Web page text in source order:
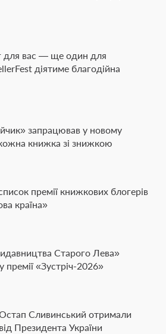
для вас — ще один для
діятиме благодійна
запрацював у новому
книжка зі знижкою
премії книжкових блогерів
країна»
Старого Лева»
«Зустріч-2026»
Сливинський отримали
Президента України